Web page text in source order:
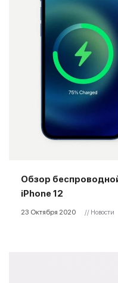
Обзор
iPhone 12
23 Октября 2020 // Новости